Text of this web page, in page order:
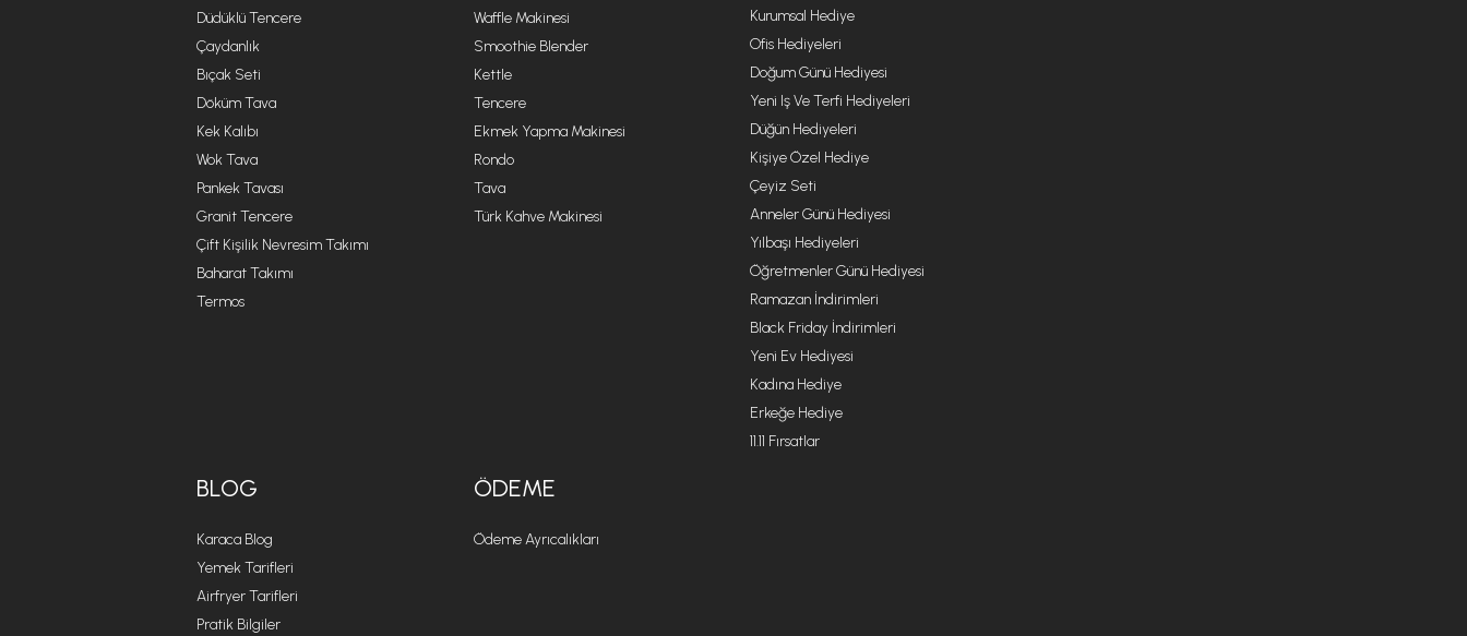
Düdüklü Tencere
Çaydanlık
Bıçak Seti
Döküm Tava
Kek Kalıbı
Wok Tava
Pankek Tavası
Granit Tencere
Çift Kişilik Nevresim Takımı
Baharat Takımı
Termos
Waffle Makinesi
Smoothie Blender
Kettle
Tencere
Ekmek Yapma Makinesi
Rondo
Tava
Türk Kahve Makinesi
Kurumsal Hediye
Ofis Hediyeleri
Doğum Günü Hediyesi
Yeni Iş Ve Terfi Hediyeleri
Düğün Hediyeleri
Kişiye Özel Hediye
Çeyiz Seti
Anneler Günü Hediyesi
Yılbaşı Hediyeleri
Öğretmenler Günü Hediyesi
Ramazan İndirimleri
Black Friday İndirimleri
Yeni Ev Hediyesi
Kadına Hediye
Erkeğe Hediye
11.11 Fırsatlar
BLOG
Karaca Blog
Yemek Tarifleri
Airfryer Tarifleri
Pratik Bilgiler
ÖDEME
Ödeme Ayrıcalıkları